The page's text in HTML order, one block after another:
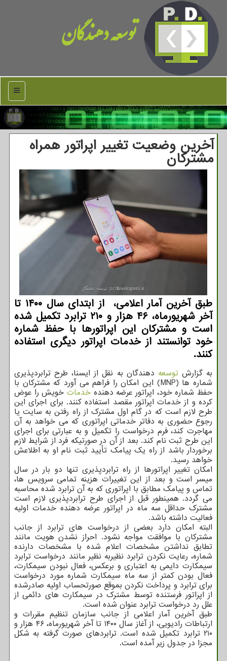
توسعه دهندگان
منو
آخرین وضعیت تغییر اپراتور همراه
مشترکان
طبق آخرین آمار اعلامی، از ابتدای سال ۱۴۰۰ تا
آخر شهریورماه، ۴۶ هزار و ۲۱۰ ترابرد تکمیل شده
است و مشترکان این اپراتورها با حفظ شماره
خود توانستند از خدمات اپراتور دیگری استفاده
کنند.
به گزارشتوسعه دهندگان به نقل از ایسنا، طرح ترابردپذیری
شماره ها (MNP) این امکان را فراهم می آورد که مشترکان با
حفظ شماره خود، اپراتور عرضه دهنده خدمات خویش را عوض
کرده و از خدمات اپراتور مقصد استفاده کنند. برای اجرای این
طرح لازم است که در گام اول مشترک از راه رفتن به سایت یا
رجوع حضوری به دفاتر خدماتی اپراتوری که می خواهد به آن
مهاجرت کند، فرم درخواست را تکمیل و به عبارتی برای اجرای
این طرح ثبت نام کند. بعد از آن در صورتیکه فرد از شرایط لازم
برخوردار باشد از راه یک پیامک تأیید ثبت نام او به اطلاعش
خواهد رسید.
امکان تغییر اپراتورها از راه ترابردپذیری تنها دو بار در سال
میسر است و بعد از این تغییرات هزینه تمامی سرویس ها،
تماس و پیامک مطابق با اپراتوری که به آن ترابرد شده محاسبه
می گردد. همینطور قبل از اجرای طرح ترابردپذیری لازم است
مشترک حداقل سه ماه در اپراتور عرضه دهنده خدمات اولیه
فعالیت داشته باشد.
البته امکان دارد بعضی از درخواست های ترابرد از جانب
مشترکان با موافقت مواجه نشود. احراز نشدن هویت مانند
تطابق نداشتن مشخصات اعلام شده با مشخصات دارنده
شماره، رعایت نکردن ترابرد نظیربه نظیر مانند درخواست ترابرد
سیمکارت دایمی به اعتباری و برعکس، فعال نبودن سیمکارت،
فعال بودن کمتر از سه ماه سیمکارت شماره مورد درخواست
برای ترابرد و پرداخت نکردن بموقع صورتحساب اولیه صادرشده
از اپراتور فرستنده توسط مشترک در سیمکارت های دائمی از
علل رد درخواست ترابرد عنوان شده است.
طبق آخرین آمار اعلامی از جانب سازمان تنظیم مقررات و
ارتباطات رادیویی، از آغاز سال ۱۴۰۰ تا آخر شهریورماه، ۴۶ هزار و
۲۱۰ ترابرد تکمیل شده است. ترابردهای صورت گرفته به شکل
مجزا در جدول زیر آمده است.